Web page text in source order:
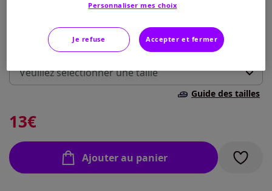
Veuillez sélectionner une taille
En stock
Guide des tailles
13€
Ajouter au panier
Personnaliser mes choix
Je refuse Accepter et fermer